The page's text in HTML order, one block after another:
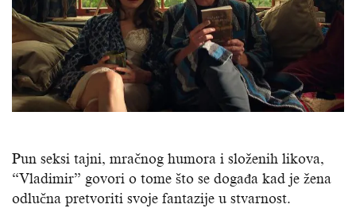
Pun seksi tajni, mračnog humora i složenih likova,
“Vladimir” govori o tome što se događa kad je žena
odlučna pretvoriti svoje fantazije u stvarnost.